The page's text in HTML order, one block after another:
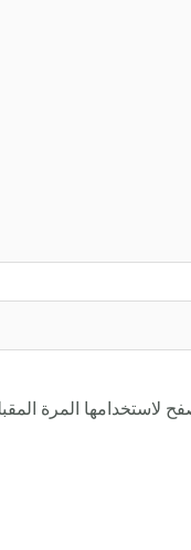
لاستخدامها المرة